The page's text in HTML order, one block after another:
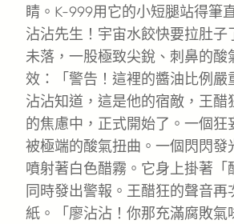
睛。K-999用它的小短腿站得筆
沾沾先生！宇宙水餃快要拉肚
未落，一股極致尖銳、刺鼻的
效：「警告！這裡的醬油比例
沾沾知道，這是他的宿敵，王
的焦慮中，正式開始了。一個
被極端的酸氣扭曲。一個閃閃
噴射著白色醋霧。它身上掛著「
同時發出警報。王醋狂的聲音
紙。「廖沾沾！你那充滿腐敗